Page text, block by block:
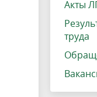
Акты
труда